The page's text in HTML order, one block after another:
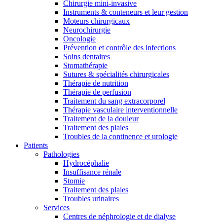
Catalogue de produits
Trouvez le produit que vous recherchez. Visitez le catalogue
En dialogue avec B. Braun. Contactez-nous.
Chirurgie mini-invasive
Instruments & conteneurs et leur gestion
Moteurs chirurgicaux
Neurochirurgie
Oncologie
Prévention et contrôle des infections
Soins dentaires
Stomathérapie
Sutures & spécialités chirurgicales
Thérapie de nutrition
Thérapie de perfusion
Traitement du sang extracorporel
Thérapie vasculaire interventionnelle
Traitement de la douleur
Traitement des plaies
Troubles de la continence et urologie
Patients
Pathologies
Hydrocéphalie
Insuffisance rénale
Stomie
Traitement des plaies
Troubles urinaires
Services
Centres de néphrologie et de dialyse